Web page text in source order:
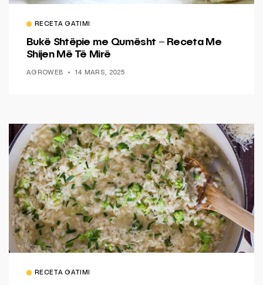
RECETA GATIMI
Bukë Shtëpie me Qumësht – Receta Me
Shijen Më Të Mirë
AGROWEB 14 MARS, 2025
RECETA GATIMI